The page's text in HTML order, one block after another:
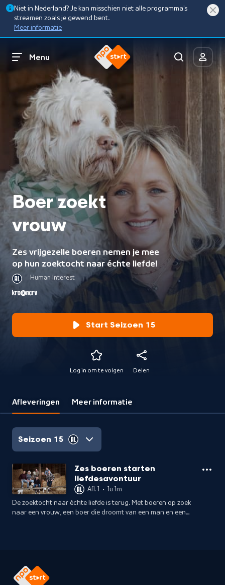
Niet in Nederland? Je kan misschien niet alle programma’s
streamen zoals je gewend bent.
Meer informatie
Menu
Boer zoekt
vrouw
Zes vrijgezelle boeren nemen je mee
op hun zoektocht naar échte liefde!
Human Interest
Start Seizoen 15
Log in om te volgen Delen
Afleveringen Meer informatie
Seizoen 15
Zes boeren starten
liefdesavontuur
Afl. 1 • 1u 1m
De zoektocht naar échte liefde is terug. Met boeren op zoek
naar een vrouw, een boer die droomt van een man en een